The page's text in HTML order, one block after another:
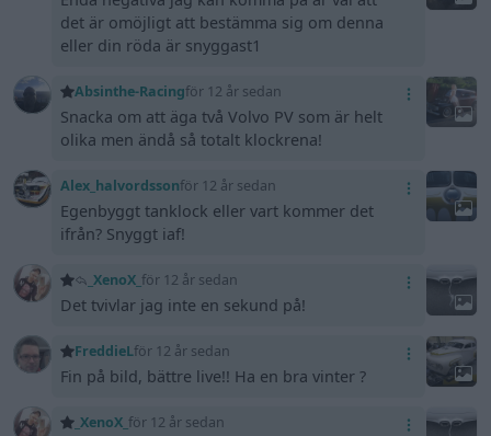
det är omöjligt att bestämma sig om denna
eller din röda är snyggast1
Absinthe-Racingför 12 år sedan
Snacka om att äga två Volvo PV som är helt
olika men ändå så totalt klockrena!
Alex_halvordssonför 12 år sedan
Egenbyggt tanklock eller vart kommer det
ifrån? Snyggt iaf!
_XenoX_ för 12 år sedan
Det tvivlar jag inte en sekund på!
FreddieLför 12 år sedan
Fin på bild, bättre live!! Ha en bra vinter ?
_XenoX_ för 12 år sedan